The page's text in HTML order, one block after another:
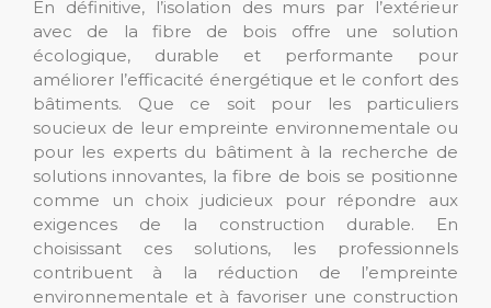
En définitive, l’isolation des murs par l’extérieur
avec de la fibre de bois offre une solution
écologique, durable et performante pour
améliorer l’efficacité énergétique et le confort des
bâtiments. Que ce soit pour les particuliers
soucieux de leur empreinte environnementale ou
pour les experts du bâtiment à la recherche de
solutions innovantes, la fibre de bois se positionne
comme un choix judicieux pour répondre aux
exigences de la construction durable. En
choisissant ces solutions, les professionnels
contribuent à la réduction de l’empreinte
environnementale et à favoriser une construction